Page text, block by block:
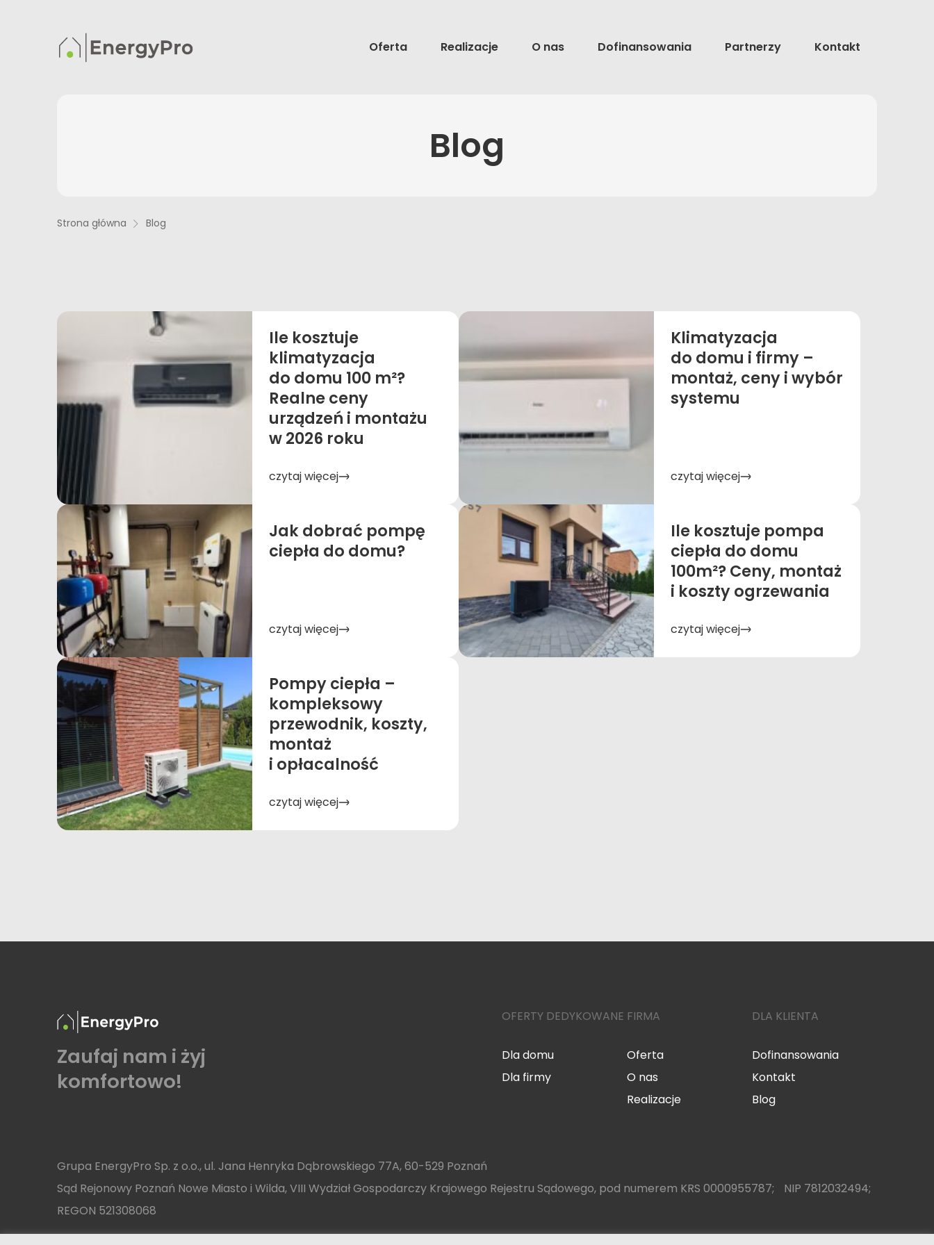
Oferta
Realizacje O nas Dofinansowania Partnerzy Kontakt
Blog
Strona główna Blog
Ile kosztuje
klimatyzacja
do domu 100 m²?
Realne ceny
urządzeń i montażu
w 2026 roku
czytaj więcej
Klimatyzacja
do domu i firmy –
montaż, ceny i wybór
systemu
czytaj więcej
Jak dobrać pompę
ciepła do domu?
czytaj więcej
Ile kosztuje pompa
ciepła do domu
100m²? Ceny, montaż
i koszty ogrzewania
czytaj więcej
Pompy ciepła –
kompleksowy
przewodnik, koszty,
montaż
i opłacalność
czytaj więcej
Zaufaj nam i żyj
komfortowo!
OFERTY DEDYKOWANE
Dla domu
Dla firmy
FIRMA
Oferta
O nas
Realizacje
DLA KLIENTA
Dofinansowania
Kontakt
Blog
Grupa EnergyPro Sp. z o.o., ul. Jana Henryka Dąbrowskiego 77A, 60-529 Poznań
Sąd Rejonowy Poznań Nowe Miasto i Wilda, VIII Wydział Gospodarczy Krajowego Rejestru Sądowego, pod numerem KRS 0000955787; NIP 7812032494;
REGON 521308068